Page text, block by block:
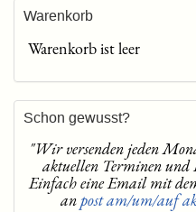
Warenkorb
Warenkorb ist leer
Schon gewusst?
"Wir versenden jeden
aktuellen Terminen und
Einfach eine Email mit
anpost am/um/auf